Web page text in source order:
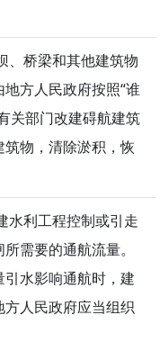
、桥梁和其他建筑物
方人民政府按照“谁
关部门改建碍航建筑
物，清除淤积，恢
水利工程控制或引走
需要的通航流量。
水影响通航时，建
人民政府应当组织